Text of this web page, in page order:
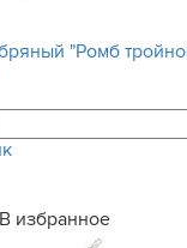
"Ромб
В избранное